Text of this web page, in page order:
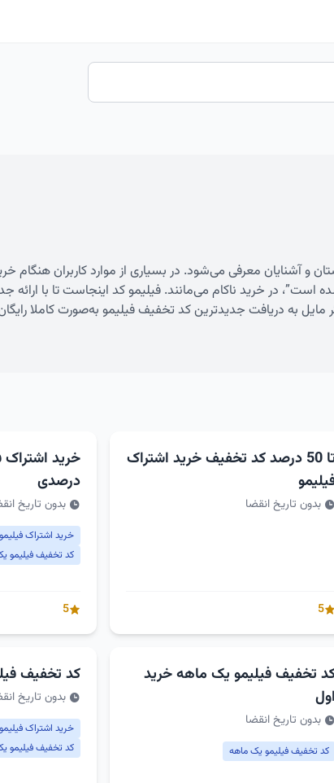
و آشنایان معرفی می‌شود. در بسیاری از موارد کاربران هنگام
در خرید ناکام می‌مانند. فیلیمو کد اینجاست تا با ارائه
مایل به دریافت جدیدترینکد تخفیف فیلیمو به‌صورت کاملا
تا 50 درصد کد تخفیف خرید اشتراک
بدون تاریخ انقضا
5
درصدی
بدون تاریخ
خرید اشتراک فیلیمو با
کد تخفیف فیلیمو
5
تخفیف فیلیمو یک ماهه خرید
اول
بدون تاریخ انقضا
کد تخفیف فیلیمو یک ماهه
کد تخفیف فیلیمو
بدون تاریخ
خرید اشتراک فیلیمو با
کد تخفیف فیلیمو